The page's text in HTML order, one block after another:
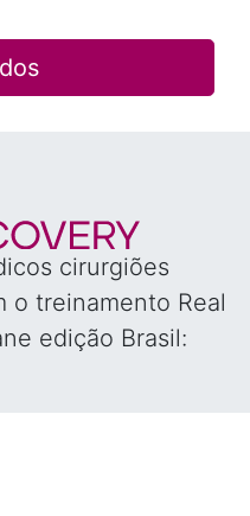
cirurgiões
o treinamento Real
edição Brasil: